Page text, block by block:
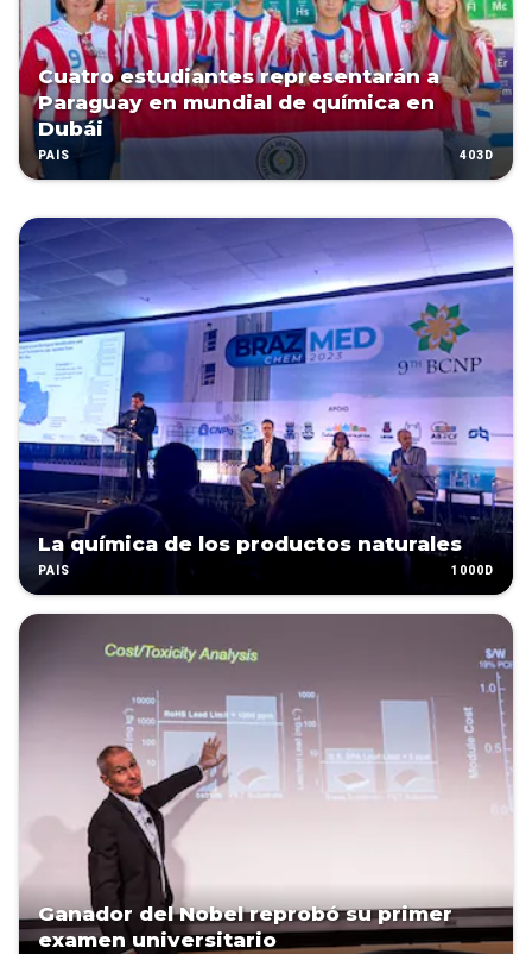
Cuatro estudiantes representarán a
Paraguay en mundial de química en
Dubái
PAÍS 403D
La química de los productos naturales
PAÍS 1000D
Ganador del Nobel reprobó su primer
examen universitario